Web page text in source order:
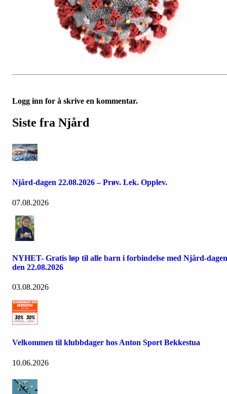
Logg inn for å skrive en kommentar.
Siste fra Njård
Njård-dagen 22.08.2026 – Prøv. Lek. Opplev.
07.08.2026
NYHET- Gratis løp til alle barn i forbindelse med Njård-dagen
den 22.08.2026
03.08.2026
Velkommen til klubbdager hos Anton Sport Bekkestua
10.06.2026